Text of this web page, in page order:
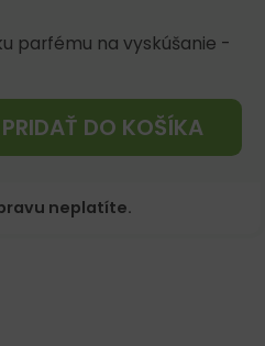
parfému na vyskúšanie -
PRIDAŤ DO KOŠÍKA
neplatíte.